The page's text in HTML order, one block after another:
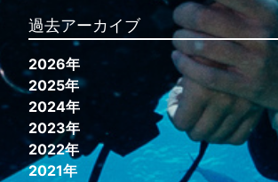
過去アーカイブ
2026年
2025年
2024年
2023年
2022年
2021年